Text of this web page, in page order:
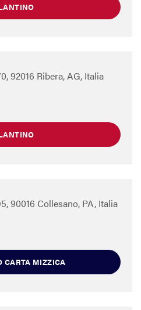
92016 Ribera, AG, Italia
90016 Collesano, PA, Italia
CARTA MIZZICA